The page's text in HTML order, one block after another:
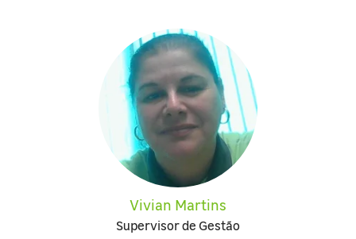
Vivian Martins
Supervisor de Gestão